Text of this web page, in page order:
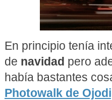
En principio tenía
de navidad pero
había bastantes
Photowalk de